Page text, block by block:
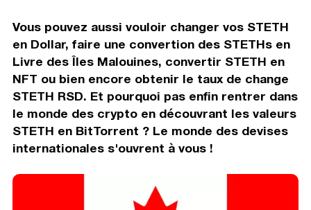
Vous pouvez aussi vouloir changer vos STETH
en Dollar, faire une convertion des STETHs en
Livre des Îles Malouines, convertir STETH en
NFT ou bien encore obtenir le taux de change
STETH RSD. Et pourquoi pas enfin rentrer dans
le monde des crypto en découvrant les valeurs
STETH en BitTorrent ? Le monde des devises
internationales s'ouvrent à vous !